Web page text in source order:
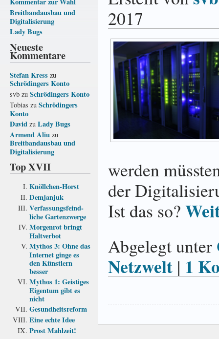
Breitbandausbau und
Digitalisierung
Lady Bugs
Neueste
Kommentare
Stefan Kress zu
Schrödingers Konto
svb zu Schrödingers Konto
Tobias zu Schrödingers
Konto
David zu Lady Bugs
Armend Aliu zu
Breitbandausbau und
Digitalisierung
Top XVII
Knöllchen-Horst
Demjanjuk
Verfassungs­feind­
liche Garten­zwerge
Morgenrot bringt
Haltverbot
Mythos 3: Ohne das
Internet ginge es
den Künstlern
besser
Mythos 1: Geistiges
Eigentum gibt es
nicht
Gesundheits­reform
Eine echte Idee
Prost Mahlzeit!
2017
werden
der
Ist das so?
Abgelegt unter
Netzwelt | 1